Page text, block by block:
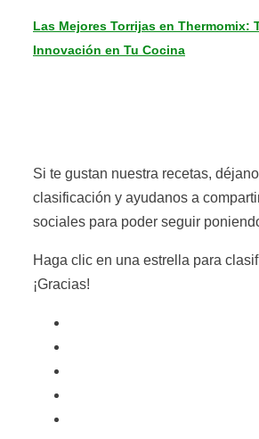
Las Mejores Torrijas en Thermomix:
Innovación en Tu Cocina
Si te gustan nuestra recetas,
clasificación y ayudanos a
sociales para poder seguir
Haga clic en una estrella para
¡Gracias!